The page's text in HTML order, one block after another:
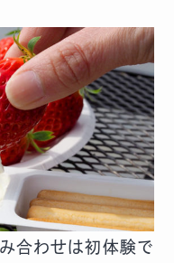
合わせは初体験で